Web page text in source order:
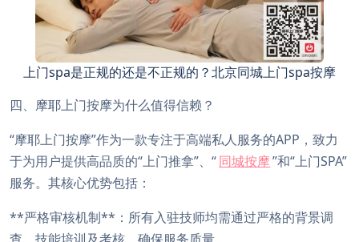
上门spa是正规的还是不正规的？北京同城上门spa按摩
四、摩耶上门按摩为什么值得信赖？
“摩耶上门按摩”作为一款专注于高端私人服务的APP，致力
于为用户提供高品质的“上门推拿”、“同城按摩”和“上门SPA”
服务。其核心优势包括：
**严格审核机制**：所有入驻技师均需通过严格的背景调